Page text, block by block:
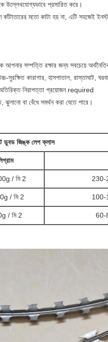
উল্লেখযোগ্যভাবে প্রসারিত করে।
কাঁটাতারের মতো কাটা হয় না, এটি সহজেই
সম্পত্তি রক্ষার জন্য সবচেয়ে
সুরক্ষিত কারাগার, হাসপাতাল, রাস্তাঘাট,
অতিরিক্ত নিরাপত্তা প্রয়োজন required
ঝুলানো বা বেঁধে সমর্থন করা যেতে পারে।
ডুবড জিঙ্ক লেপ ক্লাস
/ মি 2 230-
/ মি 2 100-
/ মি 2 60-